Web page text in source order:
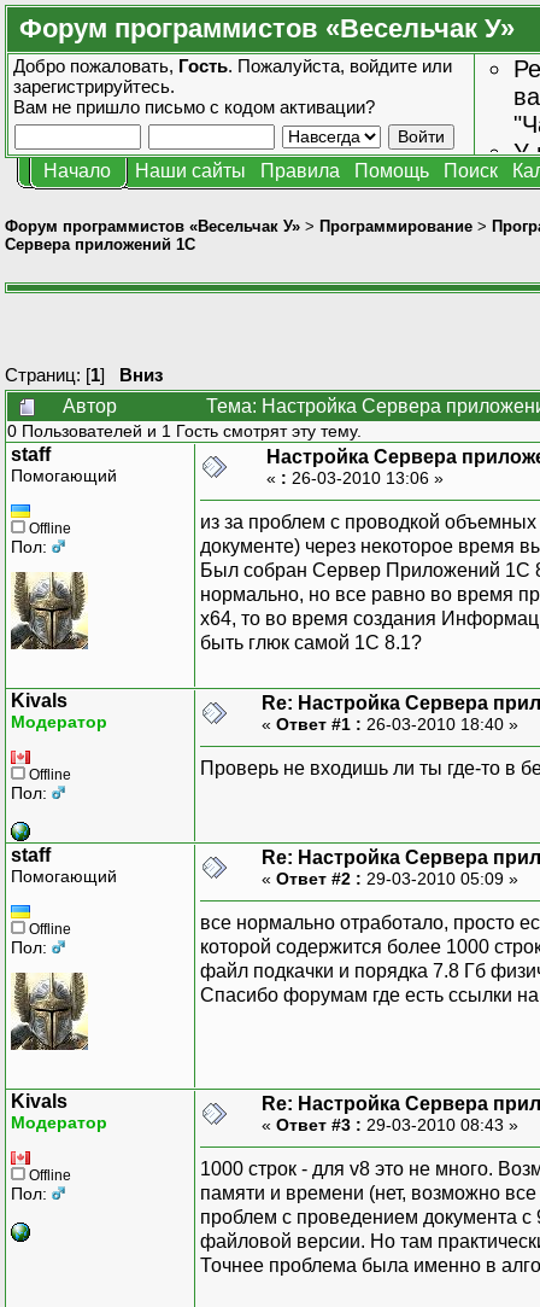
Форум программистов «Весельчак У»
Добро пожаловать, Гость. Пожалуйста, войдите или
зарегистрируйтесь.
Вам не пришло письмо с кодом активации?
У
Начало Наши сайты Правила Помощь Поиск
Форум программистов «Весельчак У» > Программирование >
Сервера приложений 1С
Страниц: [1] Вниз
Автор
Тема: Настройка Сервера
0 Пользователей и 1 Гость смотрят эту тему.
staff
Помогающий
Offline
Пол:
Настройка Сервера
« : 26-03-2010 13:06 »
из за проблем с проводкой
документе) через некоторое время
Был собран Сервер Приложений 1С
нормально, но все равно во время
х64, то во время создания
быть глюк самой 1С 8.1?
Kivals
Модератор
Offline
Пол:
Re: Настройка Сервера
« Ответ #1 : 26-03-2010 18:40 »
Проверь не входишь ли ты где-то в
staff
Помогающий
Offline
Пол:
Re: Настройка Сервера
« Ответ #2 : 29-03-2010 05:09 »
все нормально отработало, просто
которой содержится более 1000
файл подкачки и порядка 7.8 Гб
Спасибо форумам где есть ссылки
Kivals
Модератор
Offline
Пол:
Re: Настройка Сервера
« Ответ #3 : 29-03-2010 08:43 »
1000 строк - для v8 это не много.
памяти и времени (нет, возможно
проблем с проведением документа
файловой версии. Но там
Точнее проблема была именно в